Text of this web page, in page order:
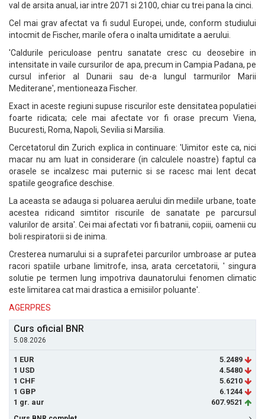
val de arsita anual, iar intre 2071 si 2100, chiar cu trei pana la cinci.
Cel mai grav afectat va fi sudul Europei, unde, conform studiului
intocmit de Fischer, marile ofera o inalta umiditate a aerului.
'Caldurile periculoase pentru sanatate cresc cu deosebire in
intensitate in vaile cursurilor de apa, precum in Campia Padana, pe
cursul inferior al Dunarii sau de-a lungul tarmurilor Marii
Mediterane', mentioneaza Fischer.
Exact in aceste regiuni supuse riscurilor este densitatea populatiei
foarte ridicata; cele mai afectate vor fi orase precum Viena,
Bucuresti, Roma, Napoli, Sevilia si Marsilia.
Cercetatorul din Zurich explica in continuare: 'Uimitor este ca, nici
macar nu am luat in considerare (in calculele noastre) faptul ca
orasele se incalzesc mai puternic si se racesc mai lent decat
spatiile geografice deschise.
La aceasta se adauga si poluarea aerului din mediile urbane, toate
acestea ridicand simtitor riscurile de sanatate pe parcursul
valurilor de arsita'. Cei mai afectati vor fi batranii, copiii, oamenii cu
boli respiratorii si de inima.
Cresterea numarului si a suprafetei parcurilor umbroase ar putea
racori spatiile urbane limitrofe, insa, arata cercetatorii, ' singura
solutie pe termen lung impotriva daunatorului fenomen climatic
este limitarea cat mai drastica a emisiilor poluante'.
AGERPRES
Curs oficial BNR
5.08.2026
1 EUR
5.2489
1 USD
4.5480
1 CHF
5.6210
1 GBP
6.1244
1 gr. aur
607.9521